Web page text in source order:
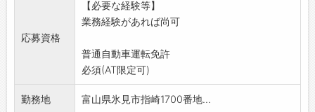
者の採用育成に積極
的で、しっかりと育て上げかつ育児休暇や有
制が優良であると厚生労働大臣が認定した企
業です。
の交付を受けて下さ
応募資格
【必要な経験等】
業務経験があれば尚可
普通自動車運転免許
必須(AT限定可)
勤務地 富山県氷見市指崎1700番地...